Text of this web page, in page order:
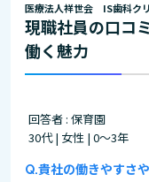
医療法人祥世会 IS歯科ク
現職社員の口コ
働く魅力
回答者 : 保育園
30代 | 女性 | 0～3年
貴社の働きやすさ